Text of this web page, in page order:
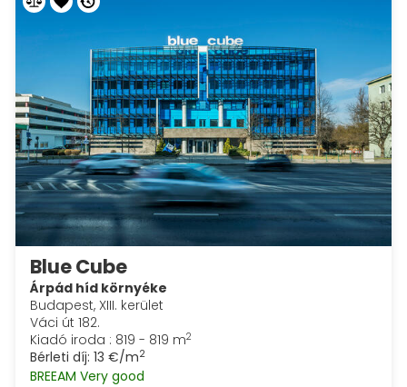
Blue Cube
Árpád híd környéke
Budapest, XIII. kerület
Váci út 182.
Kiadó iroda : 819 - 819 m2
Bérleti díj: 13 €/m2
BREEAM Very good